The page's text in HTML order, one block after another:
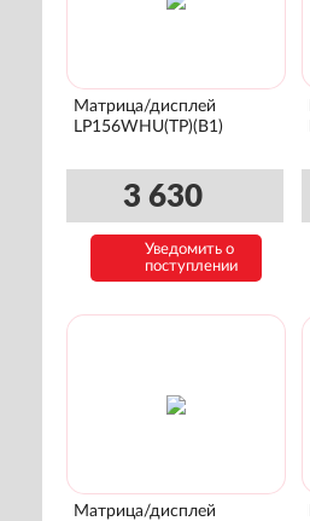
Матрица/дисплей
LP156WHU(TP)(B1)
3 630
Уведомить о
поступлении
Матрица/дисплей